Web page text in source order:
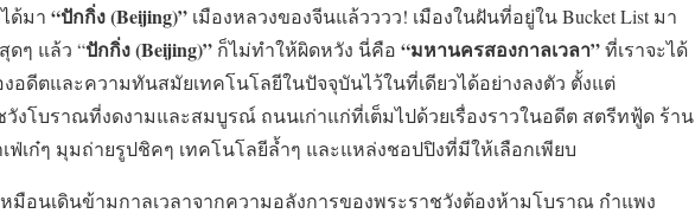
ด้มา “ปักกิ่ง (Beijing)” เมืองหลวงของจีนแล้วววว! เมืองในฝันที่อยู่ใน Bucket List มา
ดๆ แล้ว “ปักกิ่ง (Beijing)” ก็ไม่ทำให้ผิดหวัง นี่คือ “มหานครสองกาลเวลา”ที่เราจะได้
ดีตและความทันสมัยเทคโนโลยีในปัจจุบันไว้ในที่เดียวได้อย่างลงตัว ตั้งแต่
งโบราณที่งดงามและสมบูรณ์ ถนนเก่าแก่ที่เต็มไปด้วยเรื่องราวในอดีต สตรีทฟู้ด ร้าน
ฟ่เก๋ๆ มุมถ่ายรูปชิคๆ เทคโนโลยีล้ำๆ และแหล่งชอปปิงที่มีให้เลือกเพียบ
หมือนเดินข้ามกาลเวลาจากความอลังการของพระราชวังต้องห้ามโบราณ กำแพง